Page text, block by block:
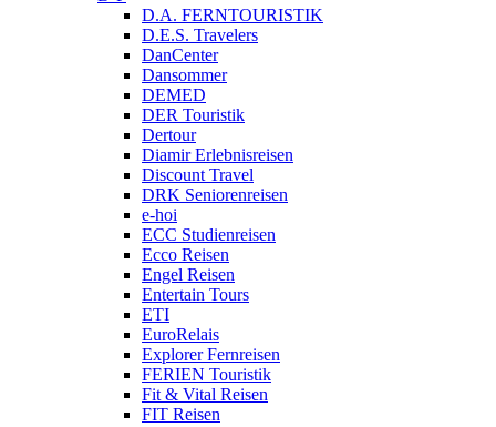
D.A. FERNTOURISTIK
D.E.S. Travelers
DanCenter
Dansommer
DEMED
DER Touristik
Dertour
Diamir Erlebnisreisen
Discount Travel
DRK Seniorenreisen
e-hoi
ECC Studienreisen
Ecco Reisen
Engel Reisen
Entertain Tours
ETI
EuroRelais
Explorer Fernreisen
FERIEN Touristik
Fit & Vital Reisen
FIT Reisen